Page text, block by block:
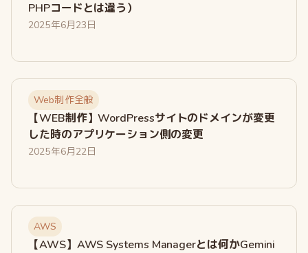
PHPコードとは違う）
2025年6月23日
Web制作全般
【WEB制作】WordPressサイトのドメインが変更
した時のアプリケーション側の変更
2025年6月22日
AWS
【AWS】AWS Systems Managerとは何かGemini